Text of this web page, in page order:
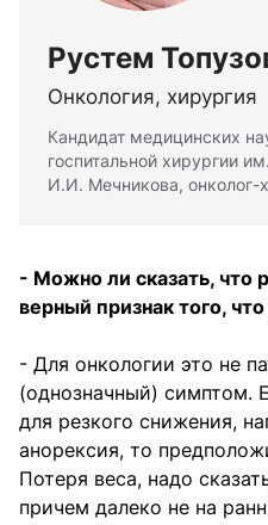
Рустем
Онкология, хирургия
Кандидат медицинских
госпитальной хирургии
И.И. Мечникова, онколог-
- Можно ли сказать, что
верный признак того,
- Для онкологии это не
(однозначный) симптом.
для резкого снижения,
анорексия, то
Потеря веса, надо
причем далеко не на